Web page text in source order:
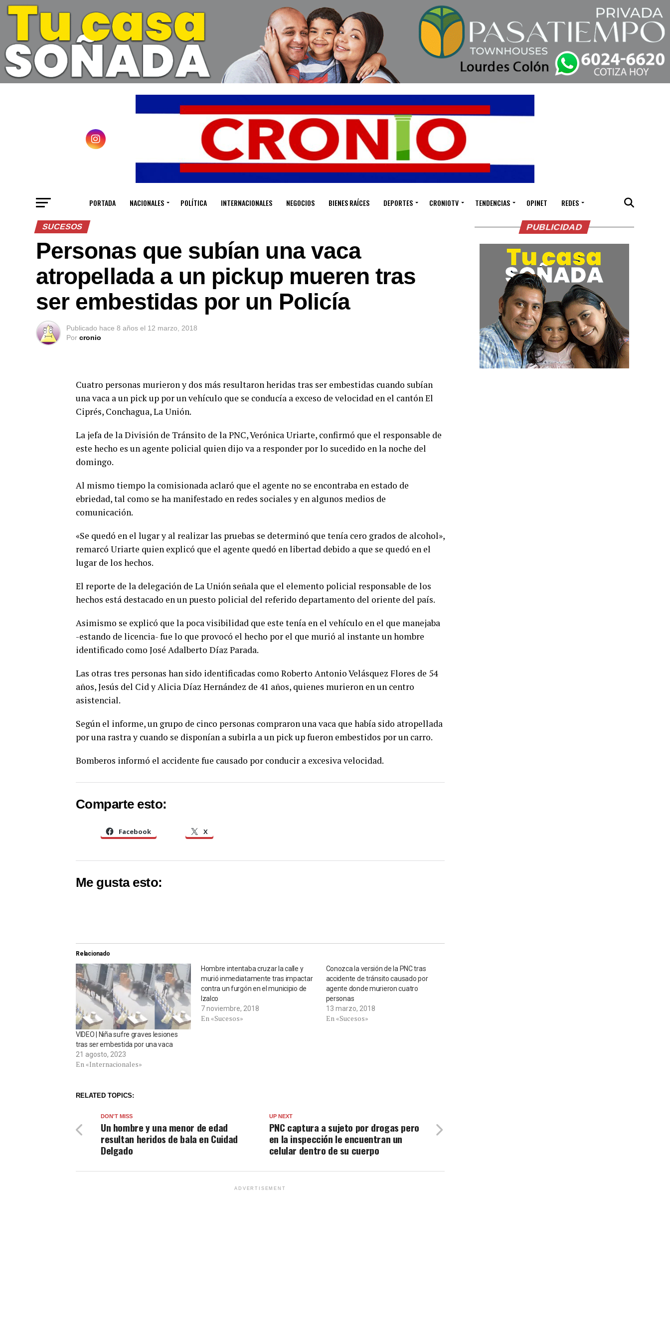
PORTADA NACIONALES POLÍTICA INTERNACIONALES NEGOCIOS BIENES RAÍCES DEPORTES CRONIOTV TENDENCIAS OPINET REDES
SUCESOS
Personas que subían una vaca
atropellada a un pickup mueren tras
ser embestidas por un Policía
Publicado hace 8 años el 12 marzo, 2018
Por cronio
Cuatro personas murieron y dos más resultaron heridas tras ser embestidas cuando subían
una vaca a un pick up por un vehículo que se conducía a exceso de velocidad en el cantón El
Ciprés, Conchagua, La Unión.
La jefa de la División de Tránsito de la PNC, Verónica Uriarte, confirmó que el responsable de
este hecho es un agente policial quien dijo va a responder por lo sucedido en la noche del
domingo.
Al mismo tiempo la comisionada aclaró que el agente no se encontraba en estado de
ebriedad, tal como se ha manifestado en redes sociales y en algunos medios de
comunicación.
«Se quedó en el lugar y al realizar las pruebas se determinó que tenía cero grados de alcohol»,
remarcó Uriarte quien explicó que el agente quedó en libertad debido a que se quedó en el
lugar de los hechos.
El reporte de la delegación de La Unión señala que el elemento policial responsable de los
hechos está destacado en un puesto policial del referido departamento del oriente del país.
Asimismo se explicó que la poca visibilidad que este tenía en el vehículo en el que manejaba
-estando de licencia- fue lo que provocó el hecho por el que murió al instante un hombre
identificado como José Adalberto Díaz Parada.
Las otras tres personas han sido identificadas como Roberto Antonio Velásquez Flores de 54
años, Jesús del Cid y Alicia Díaz Hernández de 41 años, quienes murieron en un centro
asistencial.
Según el informe, un grupo de cinco personas compraron una vaca que había sido atropellada
por una rastra y cuando se disponían a subirla a un pick up fueron embestidos por un carro.
Bomberos informó el accidente fue causado por conducir a excesiva velocidad.
Comparte esto:
Facebook X
Me gusta esto:
Relacionado
VIDEO | Niña sufre graves lesiones
tras ser embestida por una vaca
21 agosto, 2023
En «Internacionales»
Hombre intentaba cruzar la calle y
murió inmediatamente tras impactar
contra un furgón en el municipio de
Izalco
7 noviembre, 2018
En «Sucesos»
Conozca la versión de la PNC tras
accidente de tránsito causado por
agente donde murieron cuatro
personas
13 marzo, 2018
En «Sucesos»
RELATED TOPICS:
UP NEXT
PNC captura a sujeto por drogas pero
en la inspección le encuentran un
celular dentro de su cuerpo
DON'T MISS
Un hombre y una menor de edad
resultan heridos de bala en Cuidad
Delgado
ADVERTISEMENT
PUBLICIDAD